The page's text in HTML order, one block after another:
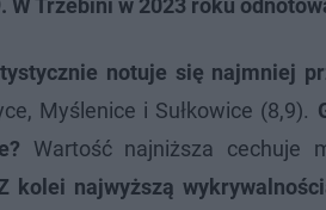
W Trzebini w 2023 roku
notuje się najmniej
Myślenice i Sułkowice (8,9).
Wartość najniższa cechuje
kolei najwyższą